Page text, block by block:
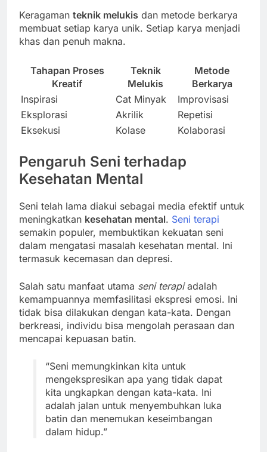
Keragaman teknik melukis dan metode berkarya
membuat setiap karya unik. Setiap karya menjadi
khas dan penuh makna.
Tahapan Proses
Kreatif
Teknik
Melukis
Metode
Berkarya
Inspirasi
Cat Minyak
Improvisasi
Eksplorasi
Akrilik
Repetisi
Eksekusi
Kolase Kolaborasi
Pengaruh Seni terhadap
Kesehatan Mental
Seni telah lama diakui sebagai media efektif untuk
meningkatkan kesehatan mental. Seni terapi
semakin populer, membuktikan kekuatan seni
dalam mengatasi masalah kesehatan mental. Ini
termasuk kecemasan dan depresi.
Salah satu manfaat utama seni terapiadalah
kemampuannya memfasilitasi ekspresi emosi. Ini
tidak bisa dilakukan dengan kata-kata. Dengan
berkreasi, individu bisa mengolah perasaan dan
mencapai kepuasan batin.
“Seni memungkinkan kita untuk
mengekspresikan apa yang tidak dapat
kita ungkapkan dengan kata-kata. Ini
adalah jalan untuk menyembuhkan luka
batin dan menemukan keseimbangan
dalam hidup.”